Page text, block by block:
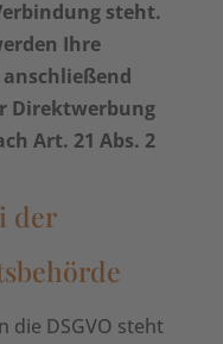
steht.
Ihre
Direktwerbung
Art. 21 Abs. 2
der
die DSGVO steht